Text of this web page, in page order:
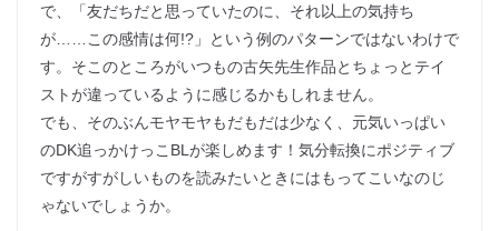
で、「友だちだと思っていたのに、それ以上の気持ち
が……この感情は何!?」という例のパターンではないわけで
す。そこのところがいつもの古矢先生作品とちょっとテイ
ストが違っているように感じるかもしれません。
でも、そのぶんモヤモヤもだもだは少なく、元気いっぱい
のDK追っかけっこBLが楽しめます！気分転換にポジティブ
ですがすがしいものを読みたいときにはもってこいなのじ
ゃないでしょうか。